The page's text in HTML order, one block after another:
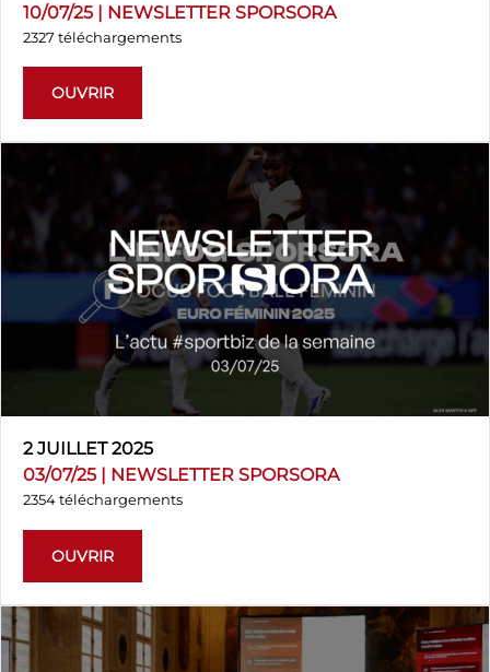
10/07/25 | NEWSLETTER SPORSORA
2327 téléchargements
OUVRIR
2 JUILLET 2025
03/07/25 | NEWSLETTER SPORSORA
2354 téléchargements
OUVRIR